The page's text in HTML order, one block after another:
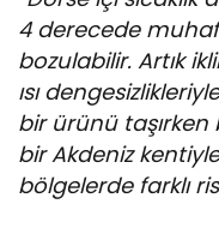
4 derecede
bozulabilir. Artık
ısı
bir ürünü taşırken
bir Akdeniz
bölgelerde farklı